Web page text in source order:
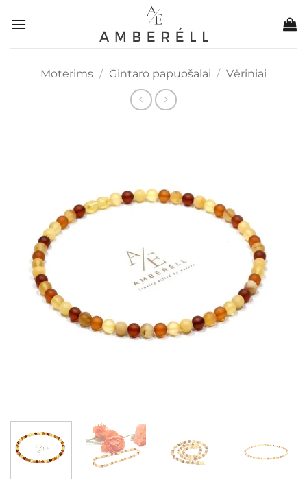
Moterims / Gintaro papuošalai / Vėriniai